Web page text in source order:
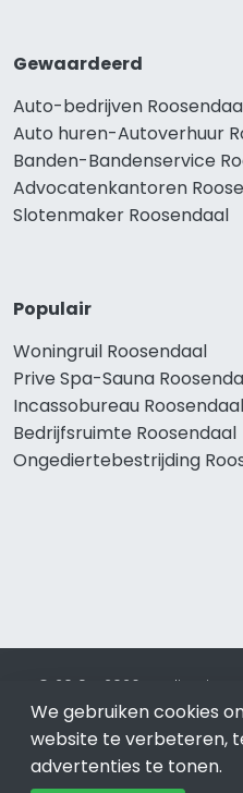
Gewaardeerd
Auto-bedrijven
Auto huren-Autoverhuur
Banden-Bandenservice
Advocatenkantoren
Slotenmaker Roosendaal
Populair
Woningruil Roosendaal
Prive Spa-Sauna
Incassobureau Roosendaal
Bedrijfsruimte Roosendaal
Ongediertebestrijding
© 2019 - 2026 Realisatie en
Internet. Betaal alleen
optimalisatie No Cure No Pay
Lion
We gebruiken cookies
website te verbeteren,
advertenties te tonen.